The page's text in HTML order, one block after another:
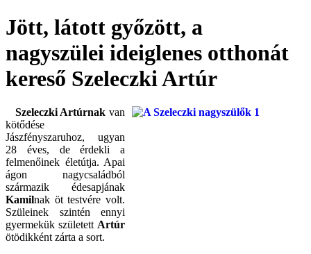
Jött, látott győzött, a
nagyszülei ideiglenes otthonát
kereső Szeleczki Artúr
Szeleczki Artúrnak van
kötődése
Jászfényszaruhoz, ugyan
28 éves, de érdekli a
felmenőinek életútja. Apai
ágon nagycsaládból
származik édesapjának
Kamilnak öt testvére volt.
Szüleinek szintén ennyi
gyermekük született Artúr
ötödikként zárta a sort.